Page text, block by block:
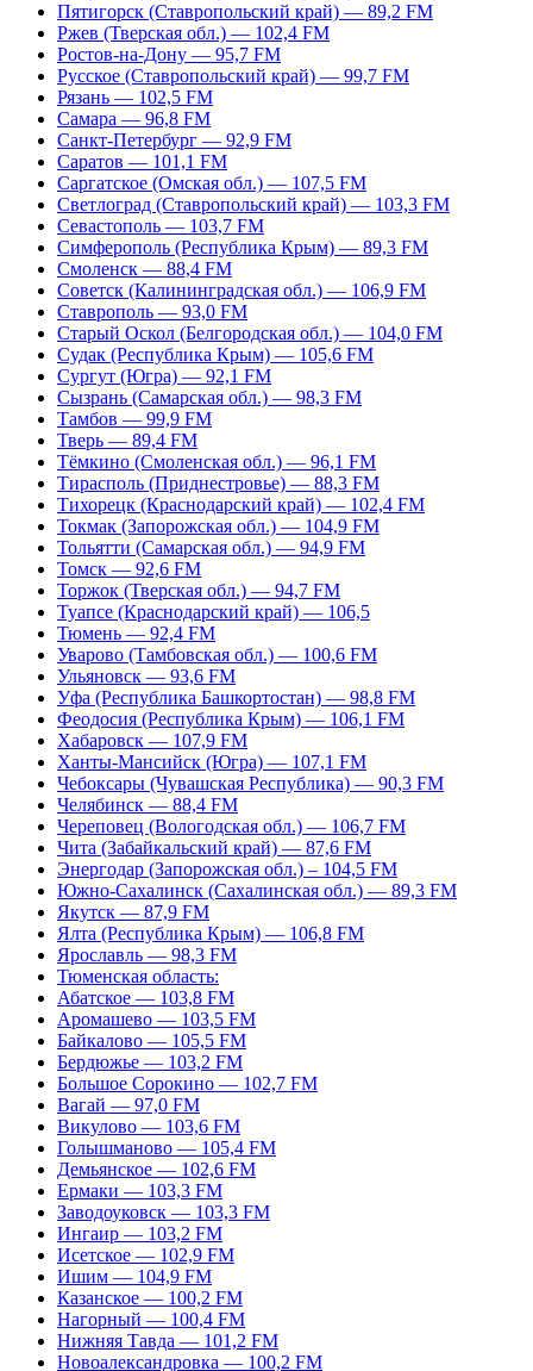
Пятигорск (Ставропольский край) — 89,2 FM
Ржев (Тверская обл.) — 102,4 FM
Ростов-на-Дону — 95,7 FM
Русское (Ставропольский край) — 99,7 FM
Рязань — 102,5 FM
Самара — 96,8 FM
Санкт-Петербург — 92,9 FM
Саратов — 101,1 FM
Саргатское (Омская обл.) — 107,5 FM
Светлоград (Ставропольский край) — 103,3 FM
Севастополь — 103,7 FM
Симферополь (Республика Крым) — 89,3 FM
Смоленск — 88,4 FM
Советск (Калининградская обл.) — 106,9 FM
Ставрополь — 93,0 FM
Старый Оскол (Белгородская обл.) — 104,0 FM
Судак (Республика Крым) — 105,6 FM
Сургут (Югра) — 92,1 FM
Сызрань (Самарская обл.) — 98,3 FM
Тамбов — 99,9 FM
Тверь — 89,4 FM
Тёмкино (Смоленская обл.) — 96,1 FM
Тирасполь (Приднестровье) — 88,3 FM
Тихорецк (Краснодарский край) — 102,4 FM
Токмак (Запорожская обл.) — 104,9 FM
Тольятти (Самарская обл.) — 94,9 FM
Томск — 92,6 FM
Торжок (Тверская обл.) — 94,7 FM
Туапсе (Краснодарский край) — 106,5
Тюмень — 92,4 FM
Уварово (Тамбовская обл.) — 100,6 FM
Ульяновск — 93,6 FM
Уфа (Республика Башкортостан) — 98,8 FM
Феодосия (Республика Крым) — 106,1 FM
Хабаровск — 107,9 FM
Ханты-Мансийск (Югра) — 107,1 FM
Чебоксары (Чувашская Республика) — 90,3 FM
Челябинск — 88,4 FM
Череповец (Вологодская обл.) — 106,7 FM
Чита (Забайкальский край) — 87,6 FM
Энергодар (Запорожская обл.) – 104,5 FM
Южно-Сахалинск (Сахалинская обл.) — 89,3 FM
Якутск — 87,9 FM
Ялта (Республика Крым) — 106,8 FM
Ярославль — 98,3 FM
Тюменская область:
Абатское — 103,8 FM
Аромашево — 103,5 FM
Байкалово — 105,5 FM
Бердюжье — 103,2 FM
Большое Сорокино — 102,7 FM
Вагай — 97,0 FM
Викулово — 103,6 FM
Голышманово — 105,4 FM
Демьянское — 102,6 FM
Ермаки — 103,3 FM
Заводоуковск — 103,3 FM
Ингаир — 103,2 FM
Исетское — 102,9 FM
Ишим — 104,9 FM
Казанское — 100,2 FM
Нагорный — 100,4 FM
Нижняя Тавда — 101,2 FM
Новоалександровка — 100,2 FM